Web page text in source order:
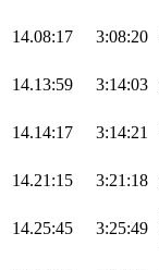
14.08:17 3:08:20
14.13:59 3:14:03
14.14:17 3:14:21
14.21:15 3:21:18
14.25:45 3:25:49